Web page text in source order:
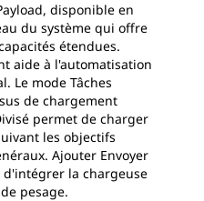
disponible en
du système qui offre
étendues.
aide à l'automatisation
Le mode Tâches
de chargement
permet de charger
les objectifs
Ajouter Envoyer
la chargeuse
pesage.